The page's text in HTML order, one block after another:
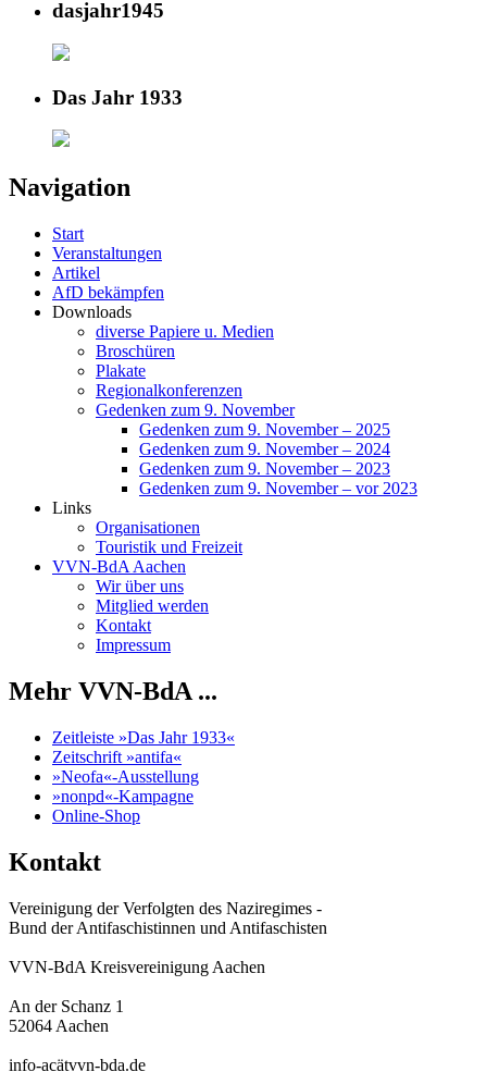
dasjahr1945
Das Jahr 1933
Navigation
Start
Veranstaltungen
Artikel
AfD bekämpfen
Downloads
diverse Papiere u. Medien
Broschüren
Plakate
Regionalkonferenzen
Gedenken zum 9. November
Gedenken zum 9. November – 2025
Gedenken zum 9. November – 2024
Gedenken zum 9. November – 2023
Gedenken zum 9. November – vor 2023
Links
Organisationen
Touristik und Freizeit
VVN-BdA Aachen
Wir über uns
Mitglied werden
Kontakt
Impressum
Mehr VVN-BdA ...
Zeitleiste »Das Jahr 1933«
Zeitschrift »antifa«
»Neofa«-Ausstellung
»nonpd«-Kampagne
Online-Shop
Kontakt
Vereinigung der Verfolgten des Naziregimes -
Bund der Antifaschistinnen und Antifaschisten
VVN-BdA Kreisvereinigung Aachen
An der Schanz 1
52064 Aachen
info-acätvvn-bda.de